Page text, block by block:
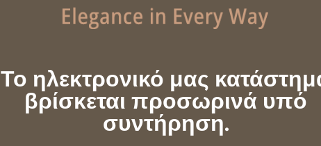
Το ηλεκτρονικό μας
βρίσκεται προσωρινά υπό
συντήρηση.